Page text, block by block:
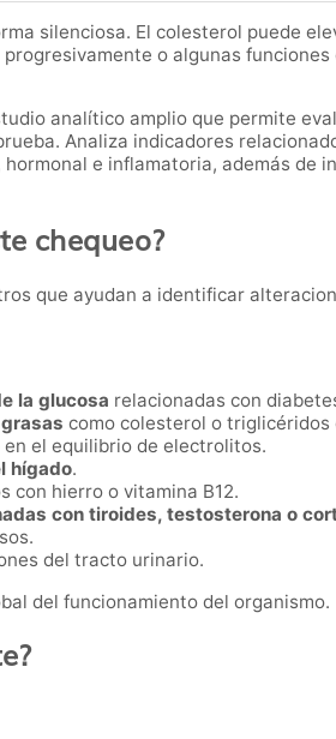
silenciosa. El colesterol puede
o algunas funciones
analítico amplio que permite
Analiza indicadores
e inflamatoria, además de
chequeo?
que ayudan a identificar
la glucosa relacionadas con
como colesterol o triglicéridos
en el equilibrio de electrolitos.
hígado.
con hierro o vitamina B12.
con tiroides, testosterona o
del tracto urinario.
del funcionamiento del organismo.